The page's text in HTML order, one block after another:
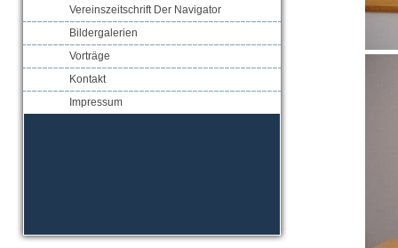
Vereinszeitschrift Der Navigator
Bildergalerien
Vorträge
Kontakt
Impressum